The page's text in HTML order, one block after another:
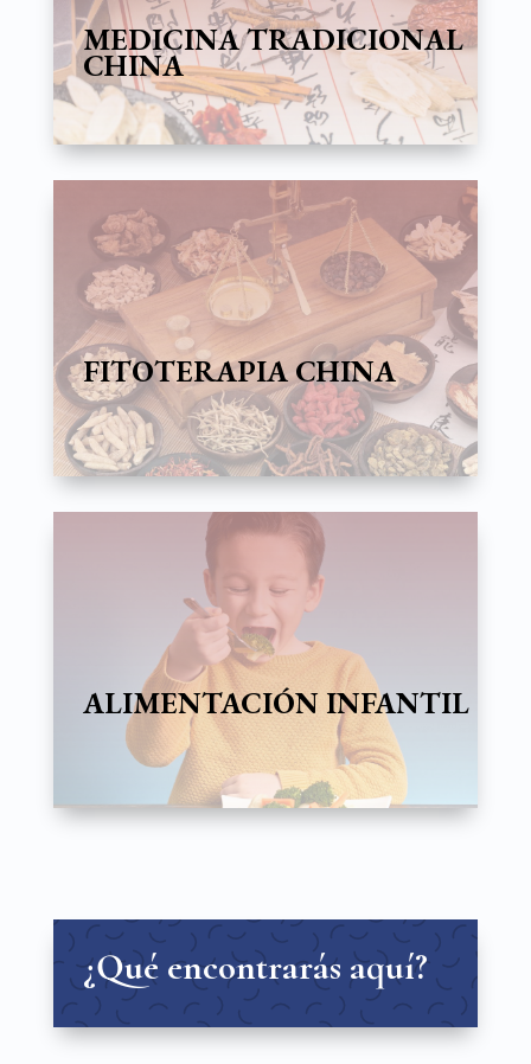
MEDICINA TRADICIONAL
CHINA
FITOTERAPIA CHINA
ALIMENTACIÓN INFANTIL
¿Qué encontrarás aquí?